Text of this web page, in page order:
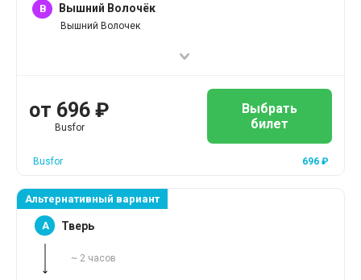
B Вышний Волочёк
Вышний Волочек
от 696 ₽
Busfor
Выбрать
билет
Busfor 696 ₽
Альтернативный вариант
A Тверь
~ 2 часов